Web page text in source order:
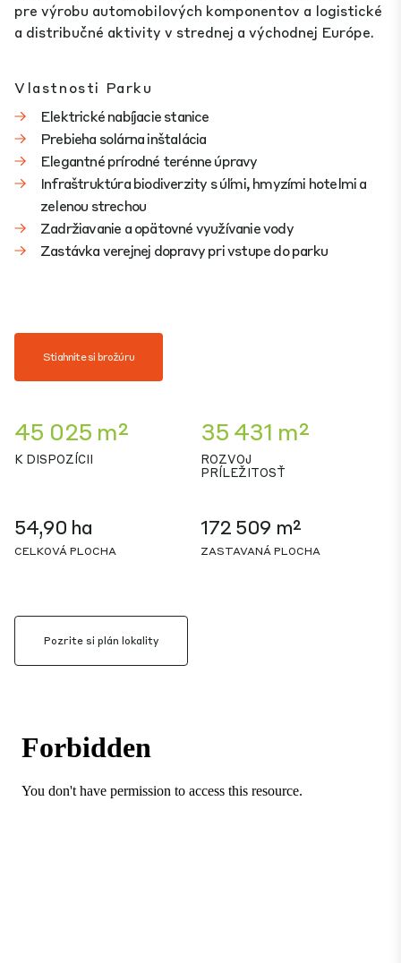
pre výrobu automobilových komponentov a logistické
a distribučné aktivity v strednej a východnej Európe.
Vlastnosti Parku
Elektrické nabíjacie stanice
Prebieha solárna inštalácia
Elegantné prírodné terénne úpravy
Infraštruktúra biodiverzity s úľmi, hmyzími hotelmi a
zelenou strechou
Zadržiavanie a opätovné využívanie vody
Zastávka verejnej dopravy pri vstupe do parku
Stiahnite si brožúru
45 025 m²
K DISPOZÍCII
35 431 m²
ROZVOJ
PRÍLEŽITOSŤ
54,90 ha
CELKOVÁ PLOCHA
172 509 m²
ZASTAVANÁ PLOCHA
Pozrite si plán lokality